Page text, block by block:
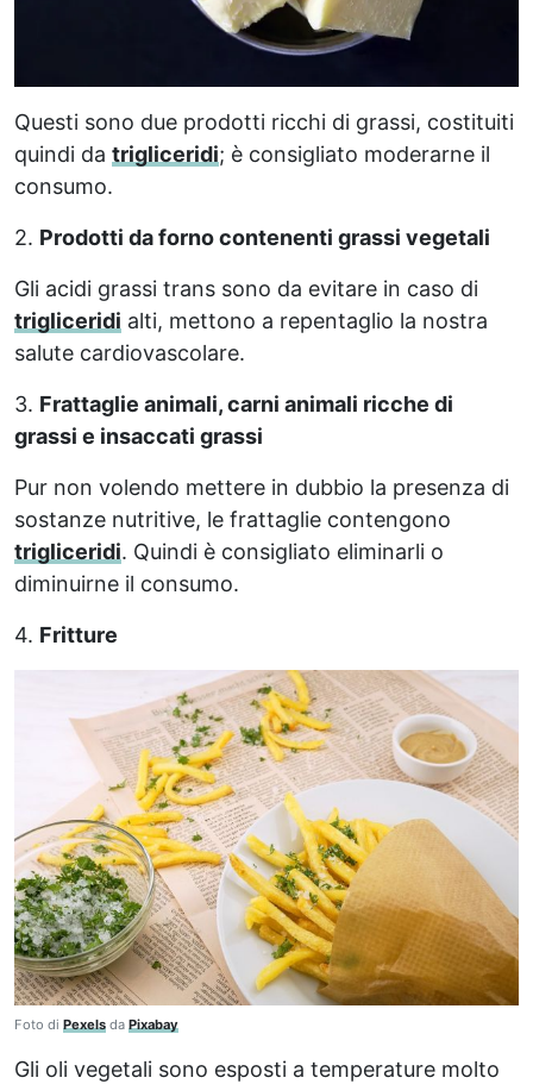
Questi sono due prodotti ricchi di grassi, costituiti
quindi da trigliceridi; è consigliato moderarne il
consumo.
2. Prodotti da forno contenenti grassi vegetali
Gli acidi grassi trans sono da evitare in caso di
trigliceridi alti, mettono a repentaglio la nostra
salute cardiovascolare.
3. Frattaglie animali, carni animali ricche di
grassi e insaccati grassi
Pur non volendo mettere in dubbio la presenza di
sostanze nutritive, le frattaglie contengono
trigliceridi. Quindi è consigliato eliminarli o
diminuirne il consumo.
4. Fritture
Foto di Pexels da Pixabay
Gli oli vegetali sono esposti a temperature molto